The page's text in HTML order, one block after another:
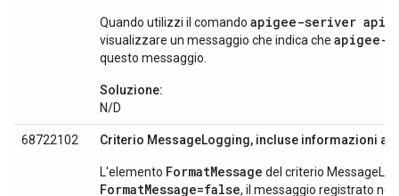
Quando utilizzi il comando apigee-seriver
visualizzare un messaggio che indica che apigee-
questo messaggio.
Soluzione:
N/D
68722102 Criterio MessageLogging, incluse informazioni
L'elemento FormatMessage del criterio
FormatMessage=false, il messaggio registrato